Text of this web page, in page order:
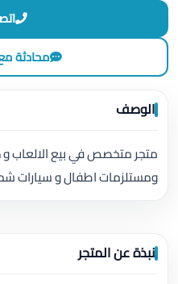
محادثة
الوصف
متجر متخصص في بيع الالعاب و
ومستلزمات اطفال و سيارات
نبذة عن المتجر